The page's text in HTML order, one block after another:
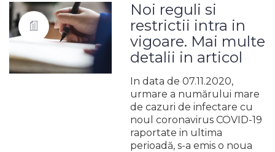
Noi reguli si
restrictii intra in
vigoare. Mai multe
detalii in articol
In data de 07.11.2020,
urmare a numărului mare
de cazuri de infectare cu
noul coronavirus COVID-19
raportate in ultima
perioadă, s-a emis o noua